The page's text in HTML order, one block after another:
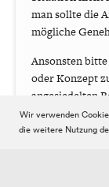
man sollte die
mögliche
Ansonsten
oder Konzept
angesiedelten
Wir verwenden
die weitere Nutzung